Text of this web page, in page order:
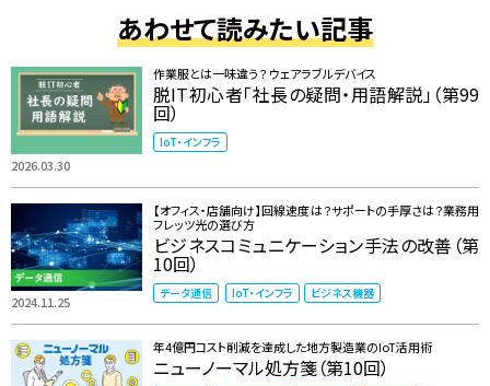
あわせて読みたい記事
2026.03.30
作業服とは一味違う？ ウェアラブルデバイス
脱IT初心者「社長の疑問・用語解説」（第99
回）
IoT・インフラ
2024.11.25
【オフィス・店舗向け】回線速度は？サポートの手厚さは？業務用
フレッツ光の選び方
ビジネスコミュニケーション手法の改善（第
10回）
データ通信 IoT・インフラ ビジネス機器
年4億円コスト削減を達成した地方製造業のIoT活用術
ニューノーマル処方箋（第10回）